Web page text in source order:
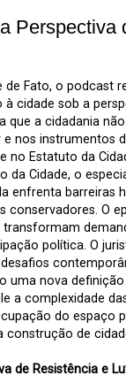
Perspectiva
de Fato, o podcast
cidade sob a
que a cidadania
nos instrumentos
no Estatuto da
da Cidade, o
enfrenta barreiras
O
política. O
uma nova
a complexidade
do espaço
de
de Resistência e